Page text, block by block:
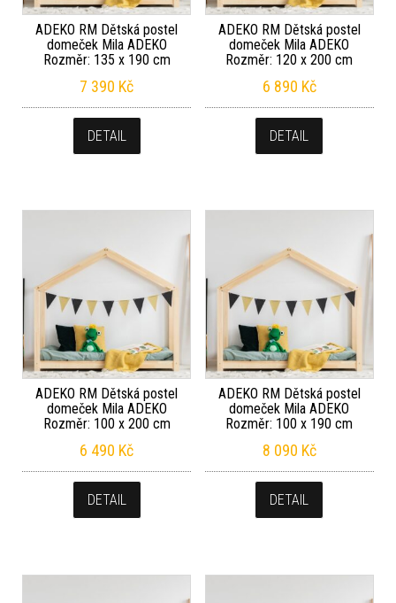
ADEKO RM Dětská postel
domeček Mila ADEKO
Rozměr: 135 x 190 cm
7 390 Kč
DETAIL
ADEKO RM Dětská postel
domeček Mila ADEKO
Rozměr: 120 x 200 cm
6 890 Kč
DETAIL
ADEKO RM Dětská postel
domeček Mila ADEKO
Rozměr: 100 x 200 cm
6 490 Kč
DETAIL
ADEKO RM Dětská postel
domeček Mila ADEKO
Rozměr: 100 x 190 cm
8 090 Kč
DETAIL